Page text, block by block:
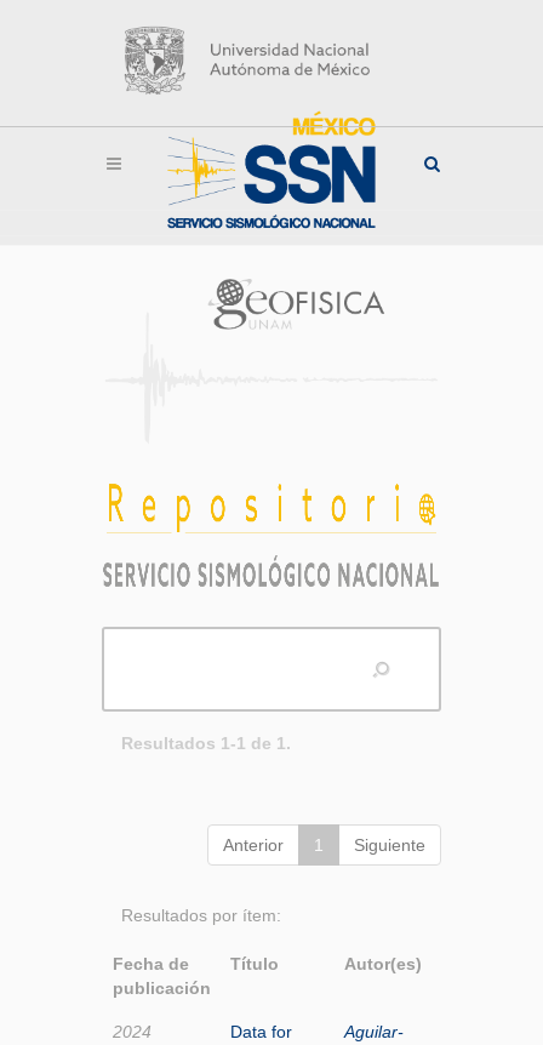
Resultados 1-1 de 1.
Anterior 1 Siguiente
Resultados por ítem:
Fecha de
publicación
Título Autor(es)
2024
Data for
Aguilar-